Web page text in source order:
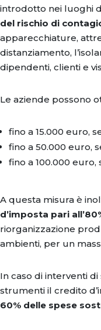
introdotto nei luoghi
del rischio di
apparecchiature,
distanziamento,
dipendenti, clienti e
Le aziende possono
fino a 15.000 euro,
fino a 50.000 euro,
fino a 100.000
A questa misura è
d’imposta pari
riorganizzazione
ambienti, per un
In caso di interventi
strumenti il credito
60% delle spese